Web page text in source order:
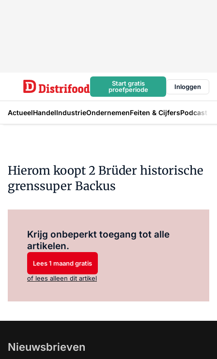
Start gratis
proefperiode
Inloggen
ActueelHandelIndustrieOndernemenFeiten & CijfersPodcast
Hierom koopt 2 Brüder historische
grenssuper Backus
Krijg onbeperkt toegang tot alle
artikelen.
Lees 1 maand gratis
of lees alleen dit artikel
Nieuwsbrieven